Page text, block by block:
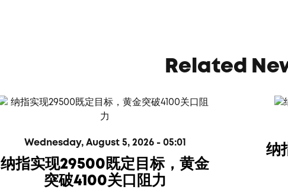
Related
Wednesday, August 5, 2026 - 05:01
纳指实现29500既定目标，黄金
突破4100关口阻力
纳